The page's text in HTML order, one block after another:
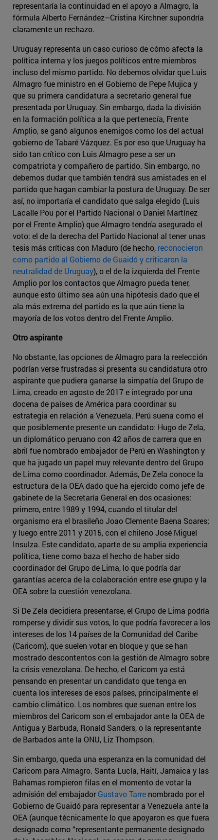
representaría la continuidad en el apoyo a Almagro, la
fórmula Alberto Fernández–Cristina Kirchner supondría
claramente un rechazo.
Uruguay representa un caso curioso de cómo afecta la
política interna y los juegos políticos entre miembros
incluso del mismo partido. No debemos olvidar que Luis
Almagro fue ministro en el Gobierno de Pepe Mujica y
que su primera candidatura a secretario general fue
presentada por Uruguay. Sin embargo, dada la división
en la formación política a la que pertenecía, Frente
Amplio, se ganó algunos enemigos como los del actual
gobierno de Tabaré Vázquez. Es por eso que Uruguay ha
sido tan crítico con Luis Almagro pese a ser un
compatriota y compañero de partido. Sin embargo, no
debemos dudar que también tendrá sus amistades en el
partido que hagan cambiar la postura de Uruguay. De ser
así, no importaría el candidato que salga elegido (Luis
Lacalle Pou por el Partido Nacional o Daniel Martínez
por el Frente Amplio) que Almagro tendría asegurado el
voto: el de la derecha del Partido Nacional al tener unas
tesis más críticas con Maduro (de hecho, reconocieron
como partido al Gobierno de Guaidó y criticaron la
neutralidad de Uruguay), o el de la izquierda del Frente
Amplio por los contactos que Almagro pueda tener,
aunque esto último sea aún una hipótesis dado que el
ala más extrema del partido es la que aún tiene la
mayoría de los votos dentro del Frente Amplio.
Otro aspirante
No obstante, las opciones de Almagro para la reelección
podrían verse frustradas si presenta su candidatura otro
aspirante que pudiera ganarse la simpatía del Grupo de
Lima, creado en agosto de 2017 e integrado por una
docena de países de América para coordinar su
estrategia en relación a Venezuela. Perú suena como el
que posiblemente presente un candidato: Hugo de Zela,
un diplomático peruano con 42 años de carrera que en
abril fue nombrado embajador de Perú en Washington y
que ha jugado un papel muy relevante dentro del Grupo
de Lima como coordinador. Además, De Zela conoce la
estructura de la OEA dado que ha ejercido como jefe de
gabinete de la Secretaría General en dos ocasiones:
primero, entre 1989 y 1994, cuando el titular del
organismo era el brasileño Joao Clemente Baena Soares;
y luego entre 2011 y 2015, con el chileno José Miguel
Insulza. Este candidato, aparte de su amplia experiencia
política, tiene como baza el hecho de haber sido
coordinador del Grupo de Lima, lo que podría dar
garantías acerca de la colaboración entre ese grupo y la
OEA sobre la cuestión venezolana.
Si De Zela decidiera presentarse, el Grupo de Lima podría
romperse y dividir sus votos, lo que podría favorecer a los
intereses de los 14 países de la Comunidad del Caribe
(Caricom), que suelen votar en bloque y que se han
mostrado descontentos con la gestión de Almagro sobre
la crisis venezolana. De hecho, el Caricom ya está
pensando en presentar un candidato que tenga en
cuenta los intereses de esos países, principalmente el
cambio climático. Los nombres que suenan entre los
miembros del Caricom son el embajador ante la OEA de
Antigua y Barbuda, Ronald Sanders, o la representante
de Barbados ante la ONU, Liz Thompson.
Sin embargo, queda una esperanza en la comunidad del
Caricom para Almagro. Santa Lucía, Haití, Jamaica y las
Bahamas rompieron filas en el momento de votar la
admisión del embajadorGustavo Tarre nombrado por el
Gobierno de Guaidó para representar a Venezuela ante la
OEA (aunque técnicamente lo que apoyaron es que fuera
designado como “representante permanente designado